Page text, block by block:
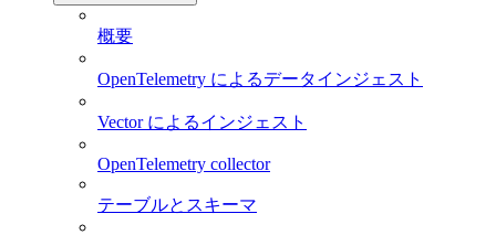
概要
OpenTelemetry によるデータインジェスト
Vector によるインジェスト
OpenTelemetry collector
テーブルとスキーマ